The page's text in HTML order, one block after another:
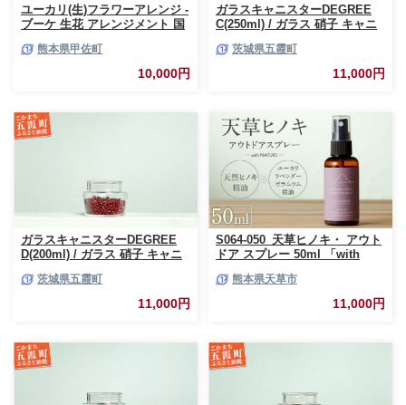
ユーカリ(生)フラワーアレンジ -
ブーケ 生花 アレンジメント 国
ンテリア 虫よけ作用 人気 おす
熊本県甲佐町
10,000円
ガラスキャニスターDEGREE
C(250ml) / ガラス 硝子 キャニ
耐熱 一生もの 職人 こだわり
JIDA デザインミュージアムセ
レクション 茨城県 五霞町
茨城県五霞町
11,000円
ガラスキャニスターDEGREE
D(200ml) / ガラス 硝子 キャニ
耐熱 一生もの 職人 こだわり
JIDA デザインミュージアムセ
レクション 茨城県 五霞町
茨城県五霞町
11,000円
S064-050_天草ヒノキ・ アウト
ドア スプレー 50ml 「with
熊本県天草市
11,000円